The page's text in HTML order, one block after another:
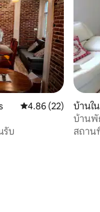
คะแนนเฉลี่ย 4.86 จา
4.86 (22)
รับ
บ้านใ
บ้านพั
และส
สถาน